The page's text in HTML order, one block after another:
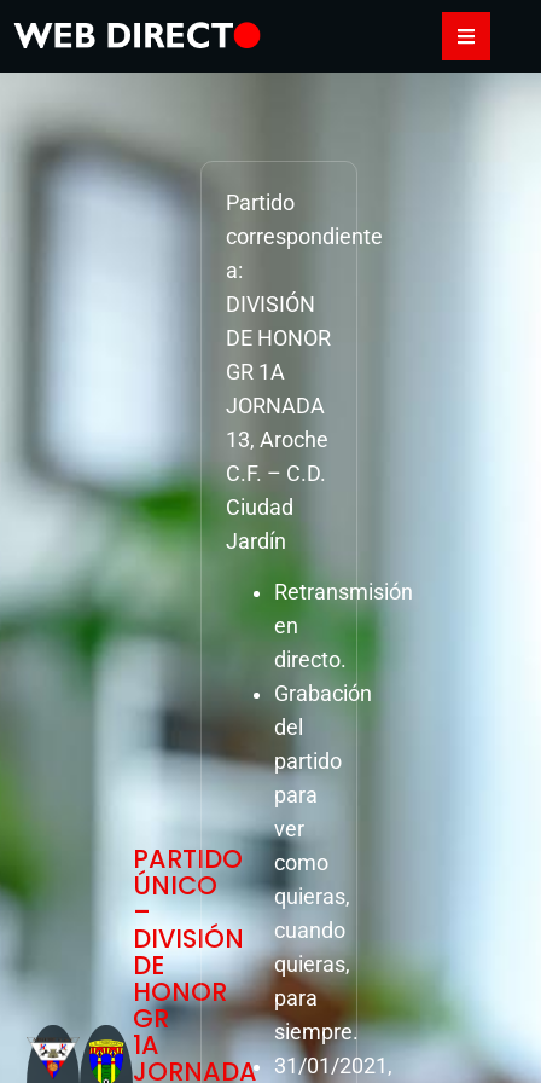
PARTIDO
ÚNICO
–
DIVISIÓN
DE
HONOR
GR
1A
JORNADA
Partido
correspondiente
a:
DIVISIÓN
DE HONOR
GR 1A
JORNADA
13, Aroche
C.F. – C.D.
Ciudad
Jardín
Retransmisión
en
directo.
Grabación
del
partido
para
ver
como
quieras,
cuando
quieras,
para
siempre.
31/01/2021,